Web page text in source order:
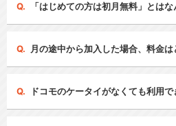
「はじめての方は初月無料」とはな
月の途中から加入した場合、料金は
ドコモのケータイがなくても利用で